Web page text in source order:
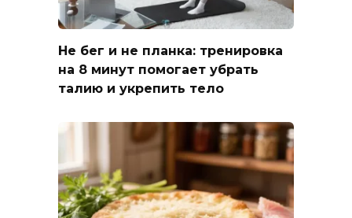
Не бег и не планка: тренировка
на 8 минут помогает убрать
талию и укрепить тело